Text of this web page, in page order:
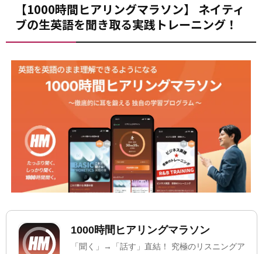
【1000時間ヒアリングマラソン】 ネイティ
ブの生英語を聞き取る実践トレーニング！